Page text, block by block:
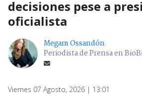
decisiones pese a
oficialista
Megam Ossandón
Periodista de Prensa en
Viernes 07 Agosto, 2026 | 13:01